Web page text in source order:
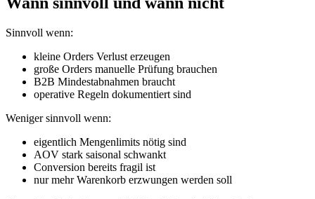
Sinnvoll wenn:
kleine Orders Verlust erzeugen
große Orders manuelle Prüfung brauchen
B2B Mindestabnahmen braucht
operative Regeln dokumentiert sind
Weniger sinnvoll wenn:
eigentlich Mengenlimits nötig sind
AOV stark saisonal schwankt
Conversion bereits fragil ist
nur mehr Warenkorb erzwungen werden soll